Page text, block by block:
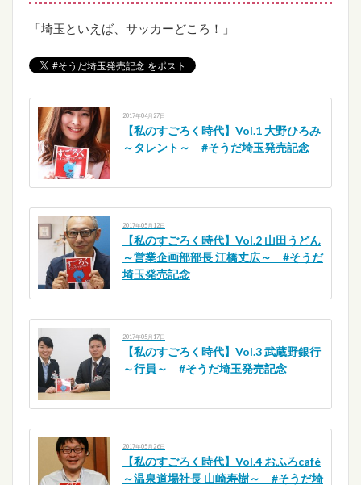
「埼玉といえば、サッカーどころ！」
2017年04月27日
【私のすごろく時代】Vol.1 大野ひろみ
～タレント～ #そうだ埼玉発売記念
2017年05月12日
【私のすごろく時代】Vol.2 山田うどん
～営業企画部部長 江橋丈広～ #そうだ
埼玉発売記念
2017年05月17日
【私のすごろく時代】Vol.3 武蔵野銀行
～行員～ #そうだ埼玉発売記念
2017年05月26日
【私のすごろく時代】Vol.4 おふろcafé
～温泉道場社長 山崎寿樹～ #そうだ埼